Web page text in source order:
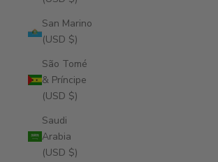
San Marino
(USD $)
São Tomé
& Príncipe
(USD $)
Saudi
Arabia
(USD $)